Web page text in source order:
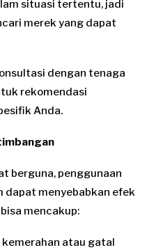
situasi tertentu, jadi
merek yang dapat
dengan tenaga
rekomendasi
Anda.
berguna, penggunaan
dapat menyebabkan efek
mencakup:
atau gatal